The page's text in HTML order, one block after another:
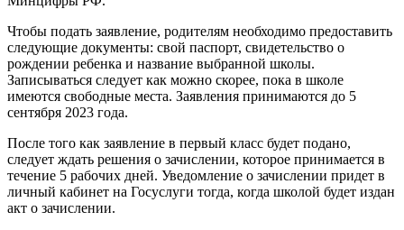
Чтобы подать заявление, родителям необходимо предоставить
следующие документы: свой паспорт, свидетельство о
рождении ребенка и название выбранной школы.
Записываться следует как можно скорее, пока в школе
имеются свободные места. Заявления принимаются до 5
сентября 2023 года.
После того как заявление в первый класс будет подано,
следует ждать решения о зачислении, которое принимается в
течение 5 рабочих дней. Уведомление о зачислении придет в
личный кабинет на Госуслуги тогда, когда школой будет издан
акт о зачислении.